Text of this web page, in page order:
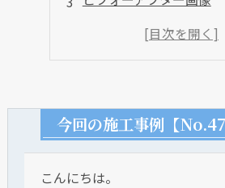
今回の施工事例【
こんにちは。